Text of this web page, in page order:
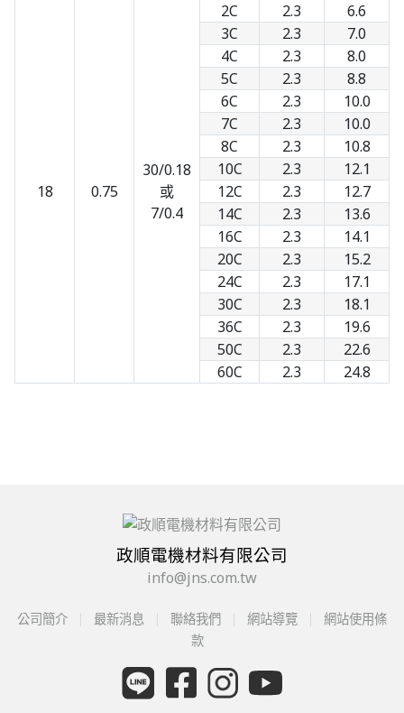
18 0.75
30/0.18
或
7/0.4
2C 2.3
6.6
3C
2.3
7.0
4C
2.3
8.0
5C
2.3
8.8
6C
2.3
10.0
7C
2.3
10.0
8C
2.3
10.8
10C
2.3
12.1
12C
2.3
12.7
14C
2.3
13.6
16C
2.3
14.1
20C
2.3
15.2
24C
2.3
17.1
30C
2.3
18.1
36C
2.3
19.6
50C
2.3
22.6
60C
2.3 24.8
政順電機材料有限公司
info@jns.com.tw
公司簡介 最新消息 聯絡我們 網站導覽
網站使用條
款